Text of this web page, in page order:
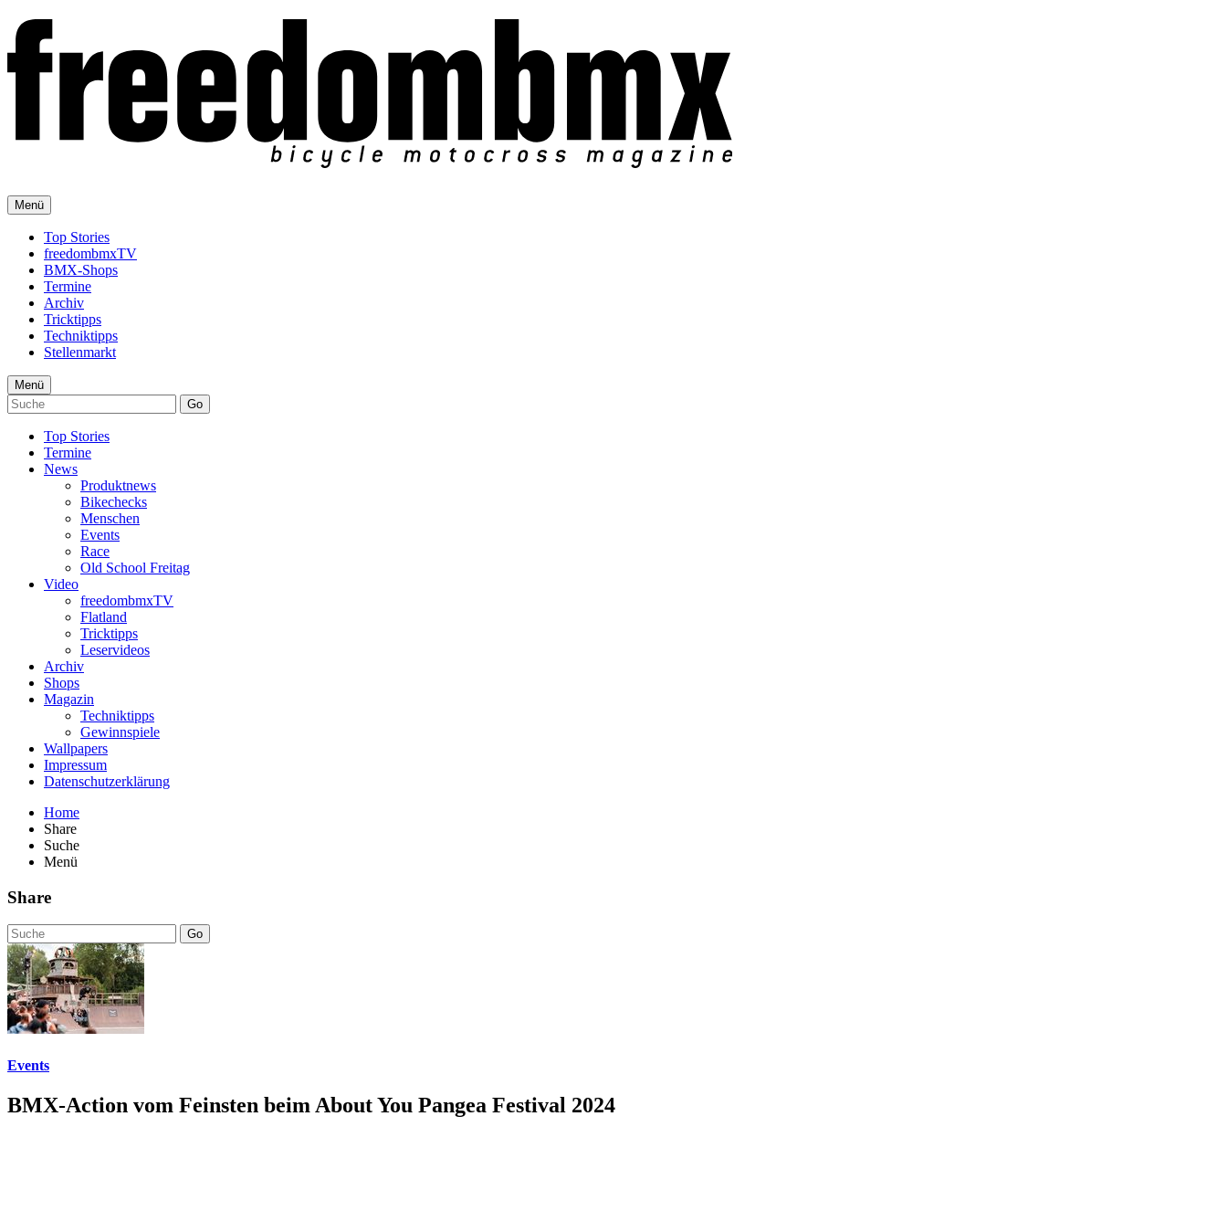
Menü
Top Stories
freedombmxTV
BMX-Shops
Termine
Archiv
Tricktipps
Techniktipps
Stellenmarkt
Menü
Go
Top Stories
Termine
News
Produktnews
Bikechecks
Menschen
Events
Race
Old School Freitag
Video
freedombmxTV
Flatland
Tricktipps
Leservideos
Archiv
Shops
Magazin
Techniktipps
Gewinnspiele
Wallpapers
Impressum
Datenschutzerklärung
Home
Share
Suche
Menü
Share
Go
Events
BMX-Action vom Feinsten beim About You Pangea Festival 2024